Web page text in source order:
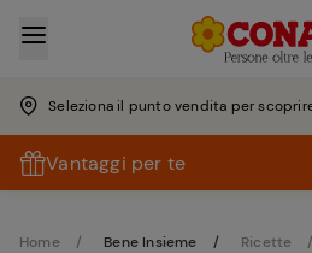
Seleziona il punto vendita per
Vantaggi per te
Home Bene Insieme Ricette